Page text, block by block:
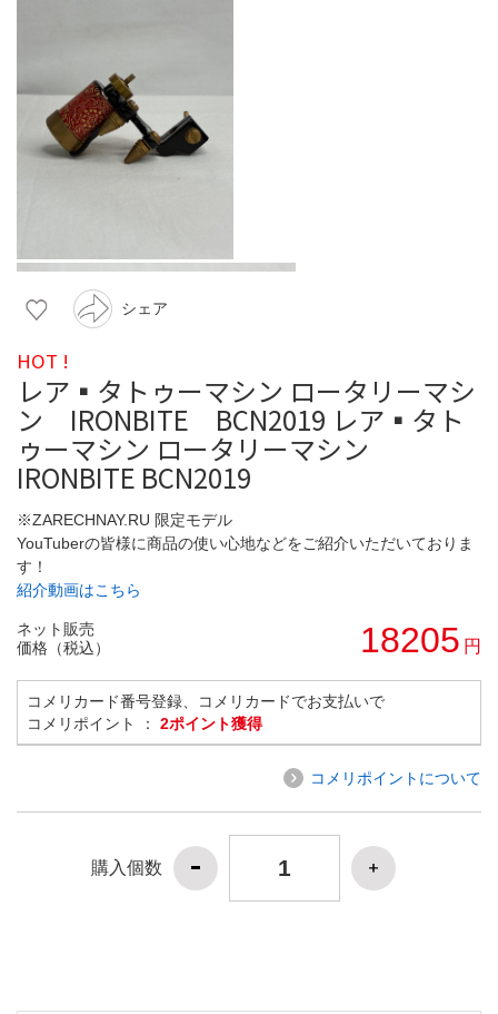
シェア
HOT !
レア▪️タトゥーマシン ロータリーマシ
ン IRONBITE BCN2019 レア▪️タト
ゥーマシン ロータリーマシン
IRONBITE BCN2019
※ZARECHNAY.RU 限定モデル
YouTuberの皆様に商品の使い心地などをご紹介いただいておりま
す！
紹介動画はこちら
ネット販売
価格（税込）
18205 円
コメリカード番号登録、コメリカードでお支払いで
コメリポイント ： 2ポイント獲得
コメリポイントについて
購入個数